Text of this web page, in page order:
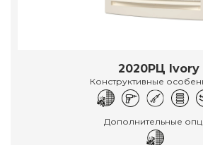
2020РЦ Ivory
Конструктивные
Дополнительные